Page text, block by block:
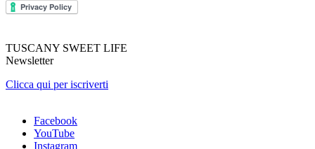
TUSCANY SWEET LIFE
Newsletter
Clicca qui per iscriverti
Facebook
YouTube
Instagram